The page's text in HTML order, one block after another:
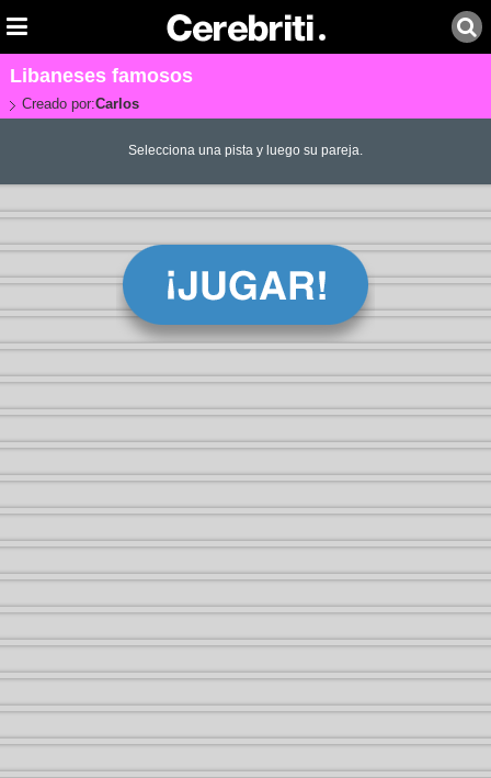
Libaneses famosos
Creado por:Carlos
Selecciona una pista y luego su pareja.